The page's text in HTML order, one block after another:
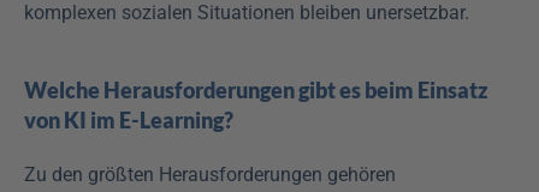
komplexen sozialen Situationen bleiben unersetzbar.
Welche Herausforderungen gibt es beim Einsatz
von KI im E-Learning?
Zu den größten Herausforderungen gehören